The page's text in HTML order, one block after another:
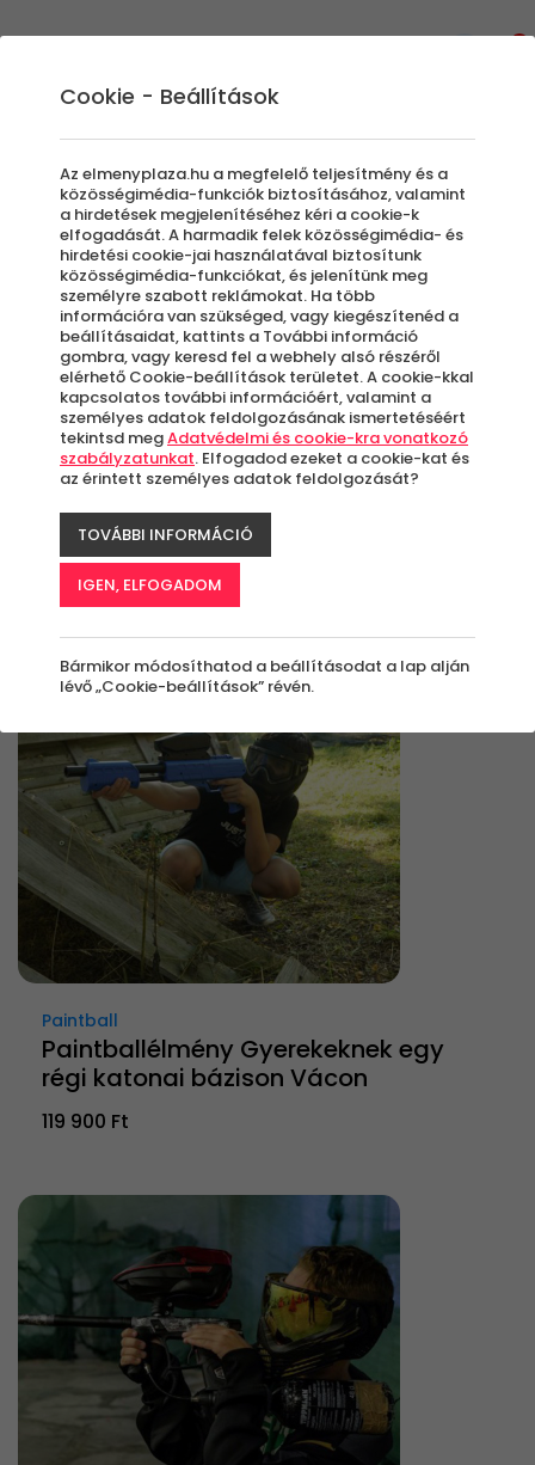
Paintball
A militarista programok kedvelőinek tökéletes
program lehet egy kis Paintballozás.
Családdal, barátokkal vagy akár kollégákkal
felejthetetlen és persze adrenalinnal teli
élményeket szerezhetsz nem mindennapi
környezetben.
Szűrők beállítása
Élmények
Paintball
Paintballélmény Gyerekeknek egy
régi katonai bázison Vácon
119 900 Ft
Cookie - Beállítások
Az elmenyplaza.hu a megfelelő teljesítmény és a
közösségimédia-funkciók biztosításához, valamint
a hirdetések megjelenítéséhez kéri a cookie-k
elfogadását. A harmadik felek közösségimédia- és
hirdetési cookie-jai használatával biztosítunk
közösségimédia-funkciókat, és jelenítünk meg
személyre szabott reklámokat. Ha több
információra van szükséged, vagy kiegészítenéd a
beállításaidat, kattints a További információ
gombra, vagy keresd fel a webhely alsó részéről
elérhető Cookie-beállítások területet. A cookie-kkal
kapcsolatos további információért, valamint a
személyes adatok feldolgozásának ismertetéséért
tekintsd megAdatvédelmi és cookie-kra vonatkozó
szabályzatunkat. Elfogadod ezeket a cookie-kat és
az érintett személyes adatok feldolgozását?
TOVÁBBI INFORMÁCIÓ
IGEN, ELFOGADOM
Bármikor módosíthatod a beállításodat a lap alján
lévő „Cookie-beállítások” révén.